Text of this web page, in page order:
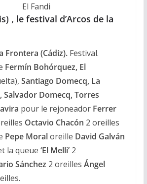
El Fandi
, le festival d’Arcos de la
Frontera (Cádiz).Festival.
Fermín Bohórquez, El
Santiago Domecq, La
Salvador Domecq, Torres
pour le rejoneadorFerrer
Octavio Chacón 2 oreilles
Pepe Moraloreille David Galván
la queue ‘El Melli’2
Sánchez 2 oreilles Ángel